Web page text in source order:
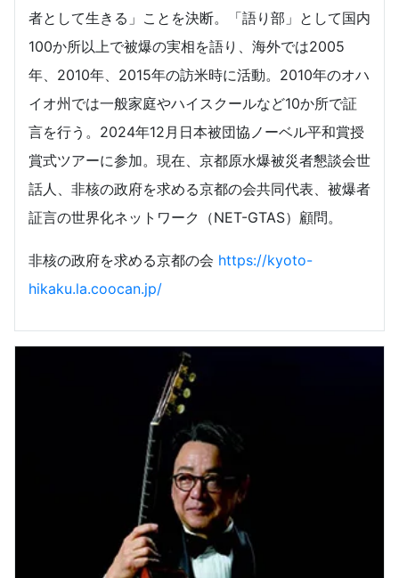
者として生きる」ことを決断。「語り部」として国内
100か所以上で被爆の実相を語り、海外では2005
年、2010年、2015年の訪米時に活動。2010年のオハ
イオ州では一般家庭やハイスクールなど10か所で証
言を行う。2024年12月日本被団協ノーベル平和賞授
賞式ツアーに参加。現在、京都原水爆被災者懇談会世
話人、非核の政府を求める京都の会共同代表、被爆者
証言の世界化ネットワーク（NET-GTAS）顧問。
非核の政府を求める京都の会 https://kyoto-
hikaku.la.coocan.jp/